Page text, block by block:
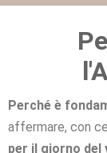
Perché è
affermare, con
per il giorno